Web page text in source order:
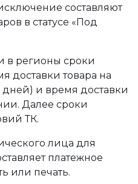
составляют
в статусе «Под
в регионы сроки
доставки товара на
и время доставки
Далее сроки
ТК.
лица для
платежное
или печать.